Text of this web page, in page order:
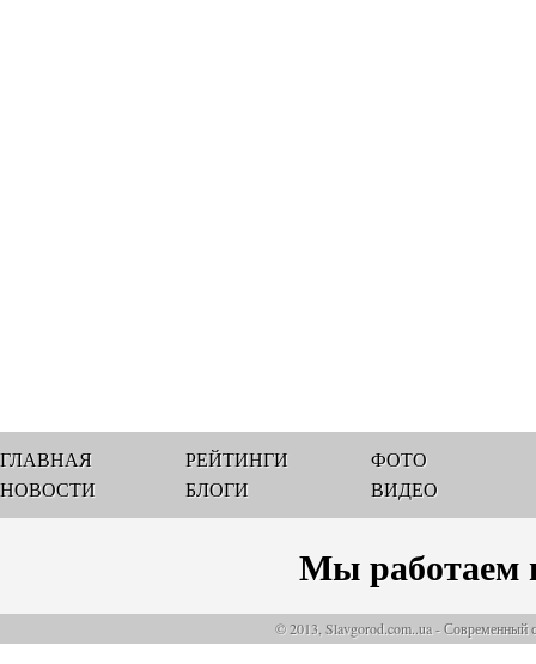
ГЛАВНАЯ
НОВОСТИ
РЕЙТИНГИ
БЛОГИ
ФОТО
ВИДЕО
Мы работаем
© 2013, Slavgorod.com..ua - Современный